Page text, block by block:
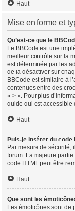
Haut
Mise en forme et
Qu’est-ce que le
Le BBCode est une
meilleur contrôle sur la
est déterminée par les
de la désactiver sur
BBCode est similaire à
contenues entre des
« > ». Pour plus
guide qui est accessible
Haut
Puis-je insérer du code
Par mesure de sécurité,
forum. La majeure
code HTML peut être
Haut
Que sont les
Les émoticônes sont de